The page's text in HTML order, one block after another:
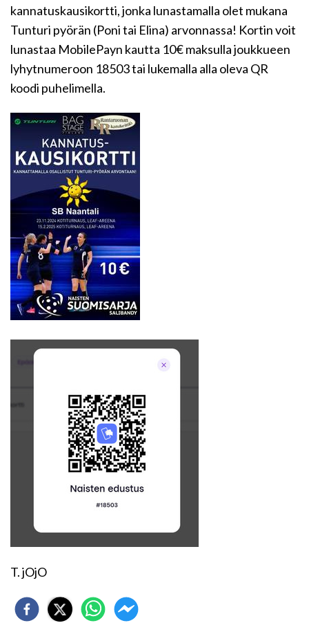
kannatuskausikortti, jonka lunastamalla olet mukana
Tunturi pyörän (Poni tai Elina) arvonnassa! Kortin voit
lunastaa MobilePayn kautta 10€ maksulla joukkueen
lyhytnumeroon 18503 tai lukemalla alla oleva QR
koodi puhelimella.
T. jOjO